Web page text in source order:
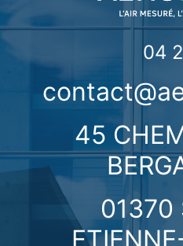
04
45
01370